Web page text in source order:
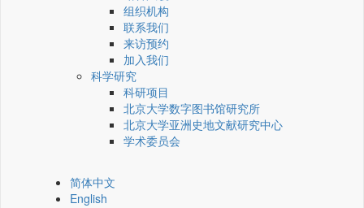
组织机构
联系我们
来访预约
加入我们
科学研究
科研项目
北京大学数字图书馆研究所
北京大学亚洲史地文献研究中心
学术委员会
简体中文
English